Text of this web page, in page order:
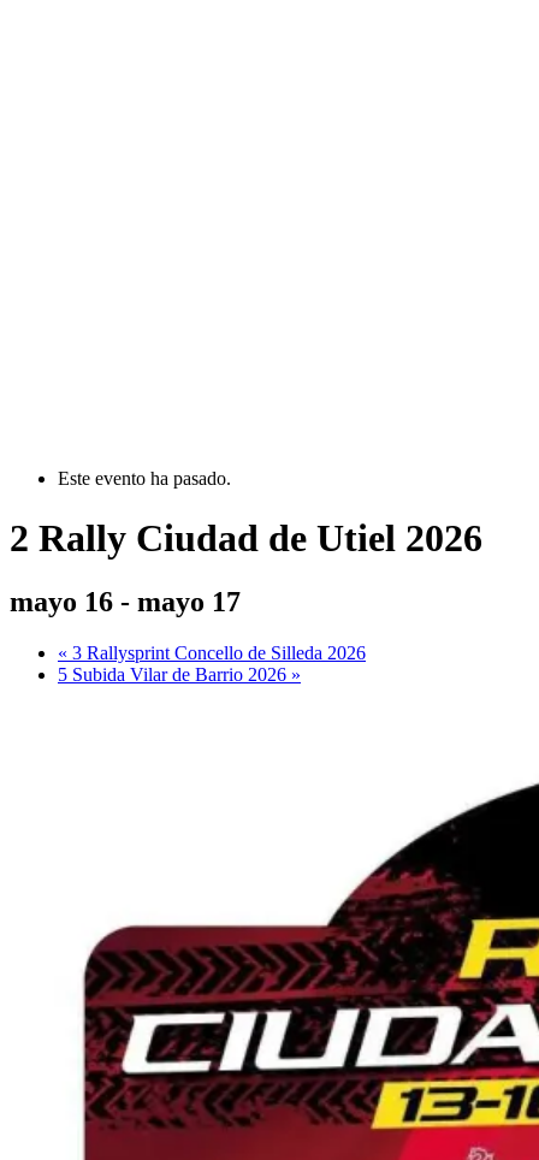
Este evento ha pasado.
2 Rally Ciudad de Utiel 2026
mayo 16 - mayo 17
« 3 Rallysprint Concello de Silleda 2026
5 Subida Vilar de Barrio 2026 »